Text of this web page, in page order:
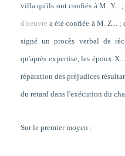
villa qu'ils ont confiés à M. Y...
d'oeuvre a été confiée à M. Z...
signé un procès verbal de
qu'après expertise, les époux
réparation des préjudices
du retard dans l'exécution du
Sur le premier moyen :